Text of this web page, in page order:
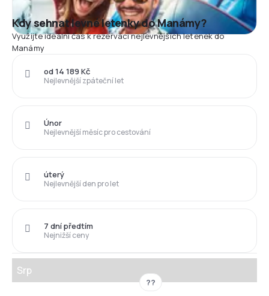
Kdy sehnat levné letenky do Manámy?
Využijte ideální čas k rezervaci nejlevnějších letenek do
Manámy
Nejlevnější zpáteční let
od 14 189 Kč
Nejlevnější měsíc pro cestování
Únor
Nejlevnější den pro let
úterý
Nejnižší ceny
7 dní předtím
Srp
??